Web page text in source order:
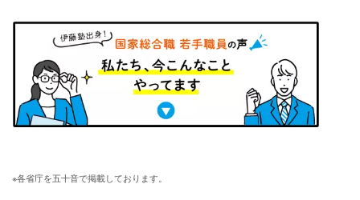
※各省庁を五十音で掲載しております。